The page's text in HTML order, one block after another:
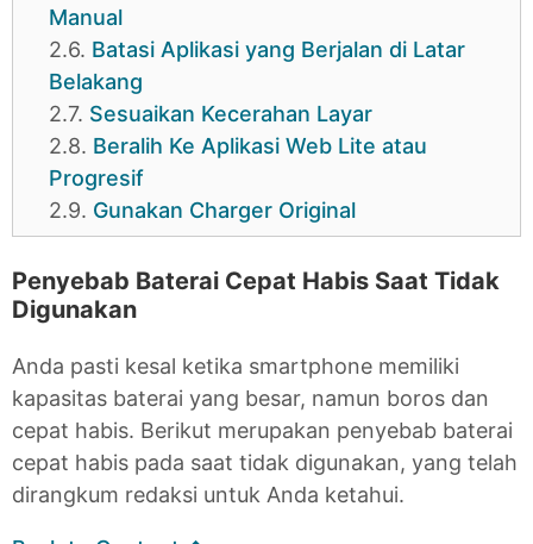
Manual
2.6. Batasi Aplikasi yang Berjalan di Latar
Belakang
2.7. Sesuaikan Kecerahan Layar
2.8. Beralih Ke Aplikasi Web Lite atau
Progresif
2.9. Gunakan Charger Original
Penyebab Baterai Cepat Habis Saat Tidak
Digunakan
Anda pasti kesal ketika smartphone memiliki
kapasitas baterai yang besar, namun boros dan
cepat habis. Berikut merupakan penyebab baterai
cepat habis pada saat tidak digunakan, yang telah
dirangkum redaksi untuk Anda ketahui.